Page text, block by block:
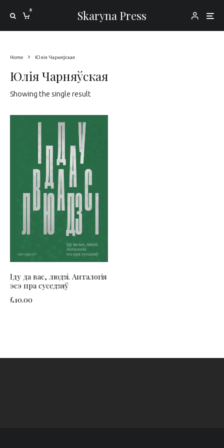
0 Skaryna Press
Home Юлія Чарняўская
Юлія Чарняўская
Showing the single result
Іду да вас, людзі. Анталогія
эсэ пра суседзяў
£10.00